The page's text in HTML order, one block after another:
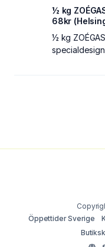
½ kg
68kr
½ kg
Öppettider Sverige